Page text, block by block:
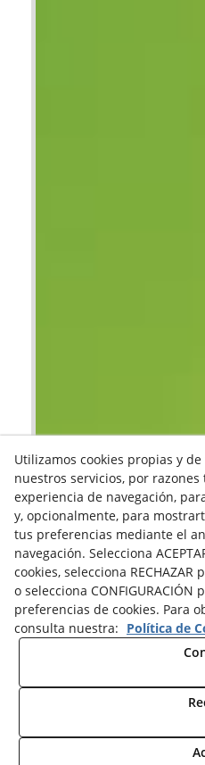
Utilizamos cookies propias y
nuestros servicios, por
experiencia de navegación,
y, opcionalmente, para
tus preferencias mediante el
navegación. Selecciona
cookies, selecciona
o selecciona
preferencias de cookies. Para
consulta nuestra: Política de